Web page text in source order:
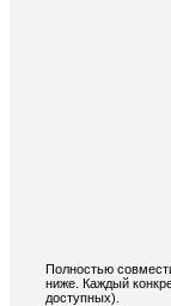
Полностью
ниже. Каждый
доступных).